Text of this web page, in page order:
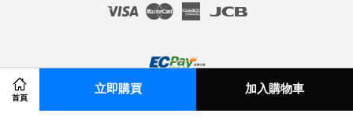
首頁
立即購買 加入購物車
Visa Master
American